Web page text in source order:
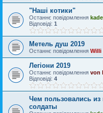
"Наші котики"
Останнє повідомлення
Відповіді: 1
Метель душ 2019
Останнє повідомлення Willi
Легіони 2019
Останнє повідомлення von
Відповіді: 4
Чем пользовались из
солдаты